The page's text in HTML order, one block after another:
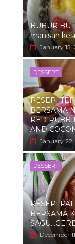
BUBUR
manisan
January 15,
DESSERT
RESEPI
BERSAMA
RED
AND
January
DESSERT
RESEPI
BERSAMA
December